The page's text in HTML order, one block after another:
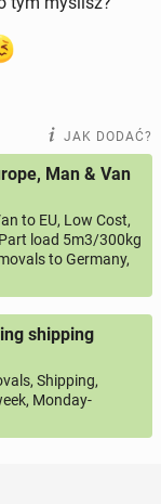
JAK DODAĆ?
Man & Van
to EU, Low Cost,
load 5m3/300kg
to Germany,
shipping
Shipping,
Monday-